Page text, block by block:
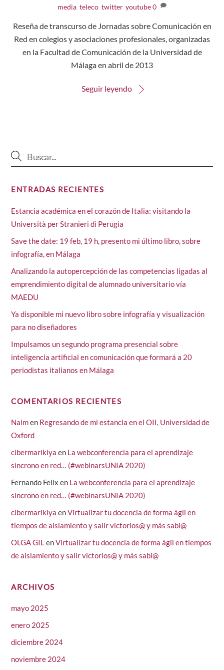
media ,teleco ,twitter,youtube0
Reseña de transcurso de Jornadas sobre Comunicación en
Red en colegios y asociaciones profesionales, organizadas
en la Facultad de Comunicación de la Universidad de
Málaga en abril de 2013
Seguir leyendo
ENTRADAS RECIENTES
Estancia académica en el corazón de Italia: visitando la
Università per Stranieri di Perugia
Save the date: 19 feb, 19 h, presento mi último libro, sobre
infografía, en Málaga
Analizando la autopercepción de las competencias ligadas al
emprendimiento digital de alumnado universitario vía
MAEDU
Ya disponible mi nuevo libro sobre infografía y visualización
para no diseñadores
Impulsamos un segundo programa presencial sobre
inteligencia artificial en comunicación que formará a 20
periodistas italianos en Málaga
COMENTARIOS RECIENTES
Naimen Regresando de mi estancia en el OII, Universidad de
Oxford
cibermarikiya en La webconferencia para el aprendizaje
síncrono en red… (#webinarsUNIA 2020)
Fernando Felix en La webconferencia para el aprendizaje
síncrono en red… (#webinarsUNIA 2020)
cibermarikiya enVirtualizar tu docencia de forma ágil en
tiempos de aislamiento y salir victorios@ y más sabi@
OLGA GILenVirtualizar tu docencia de forma ágil en tiempos
de aislamiento y salir victorios@ y más sabi@
ARCHIVOS
mayo 2025
enero 2025
diciembre 2024
noviembre 2024